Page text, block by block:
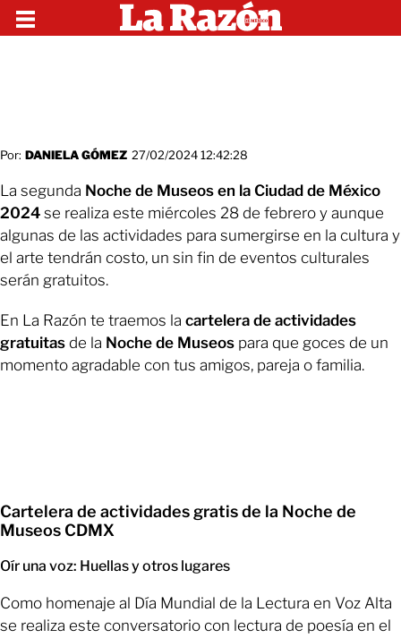
Por: DANIELA GÓMEZ 27/02/2024 12:42:28
La segunda Noche de Museos en la Ciudad de México
2024 se realiza este miércoles 28 de febrero y aunque
algunas de las actividades para sumergirse en la cultura y
el arte tendrán costo, un sin fin de eventos culturales
serán gratuitos.
En La Razón te traemos la cartelera de actividades
gratuitas de la Noche de Museos para que goces de un
momento agradable con tus amigos, pareja o familia.
Cartelera de actividades gratis de la Noche de
Museos CDMX
Oír una voz: Huellas y otros lugares
Como homenaje al Día Mundial de la Lectura en Voz Alta
se realiza este conversatorio con lectura de poesía en el